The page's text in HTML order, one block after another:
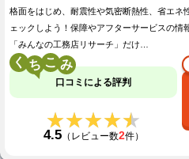
格面をはじめ、耐震性や気密断熱性、省エネ
ェックしよう！保障やアフターサービスの情
「みんなの工務店リサーチ」だけ…
く こ
口コミによる評判
★★★★★
★★★★★
4.5（レビュー数2件）